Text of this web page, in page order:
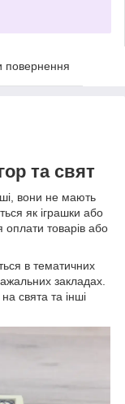
повернення
та свят
вони не мають
як іграшки або
оплати товарів або
в тематичних
закладах.
свята та інші